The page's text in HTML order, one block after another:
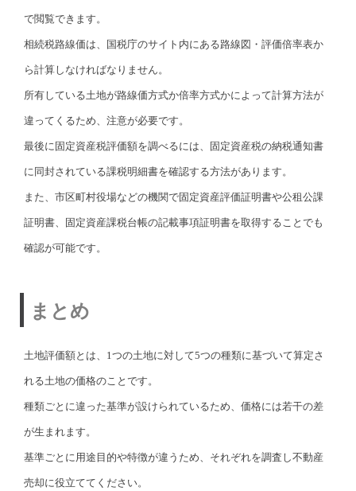
で閲覧できます。
相続税路線価は、国税庁のサイト内にある路線図・評価倍率表か
ら計算しなければなりません。
所有している土地が路線価方式か倍率方式かによって計算方法が
違ってくるため、注意が必要です。
最後に固定資産税評価額を調べるには、固定資産税の納税通知書
に同封されている課税明細書を確認する方法があります。
また、市区町村役場などの機関で固定資産評価証明書や公租公課
証明書、固定資産課税台帳の記載事項証明書を取得することでも
確認が可能です。
まとめ
土地評価額とは、1つの土地に対して5つの種類に基づいて算定さ
れる土地の価格のことです。
種類ごとに違った基準が設けられているため、価格には若干の差
が生まれます。
基準ごとに用途目的や特徴が違うため、それぞれを調査し不動産
売却に役立ててください。